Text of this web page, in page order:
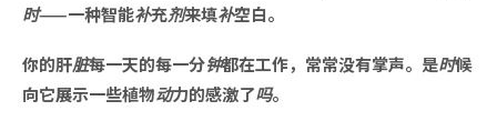
时——一种智能补充剂来填补空白。
你的肝脏每一天的每一分钟都在工作，常常没有掌声。是时候
向它展示一些植物动力的感激了吗。